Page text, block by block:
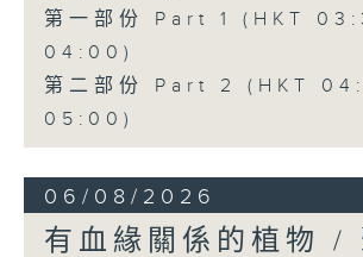
第一部份 Part 1 (HKT
04:00)
第二部份 Part 2 (HKT
05:00)
06/08/2026
有血緣關係的植物 /